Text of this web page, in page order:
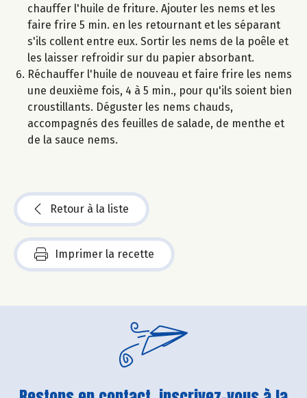
chauffer l'huile de friture. Ajouter les nems et les
faire frire 5 min. en les retournant et les séparant
s'ils collent entre eux. Sortir les nems de la poêle et
les laisser refroidir sur du papier absorbant.
Réchauffer l'huile de nouveau et faire frire les nems
une deuxième fois, 4 à 5 min., pour qu'ils soient bien
croustillants. Déguster les nems chauds,
accompagnés des feuilles de salade, de menthe et
de la sauce nems.
Retour à la liste
Imprimer la recette